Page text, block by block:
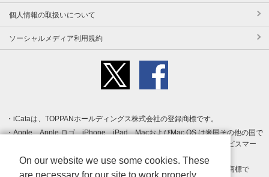
個人情報の取扱いについて
ソーシャルメディア利用規約
iCataは、TOPPANホールディングス株式会社の登録商標です。
Apple、Apple ロゴ、iPhone、iPad、MacおよびMac OS は米国その他の国で
登録された Apple Inc. の商標です。App Store は Apple Inc. のサービスマー
クです。
Android、Google Play および Google Play ロゴ は Google LLC の商標で
On our website we use some cookies. These